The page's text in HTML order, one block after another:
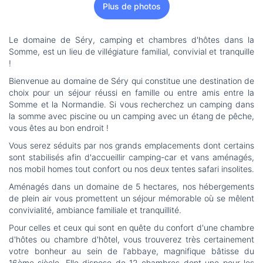
Plus de photos
Le domaine de Séry, camping et chambres d'hôtes dans la
Somme, est un lieu de villégiature familial, convivial et tranquille
!
Bienvenue au domaine de Séry qui constitue une destination de
choix pour un séjour réussi en famille ou entre amis entre la
Somme et la Normandie. Si vous recherchez un camping dans
la somme avec piscine ou un camping avec un étang de pêche,
vous êtes au bon endroit !
Vous serez séduits par nos grands emplacements dont certains
sont stabilisés afin d'accueillir camping-car et vans aménagés,
nos mobil homes tout confort ou nos deux tentes safari insolites.
Aménagés dans un domaine de 5 hectares, nos hébergements
de plein air vous promettent un séjour mémorable où se mêlent
convivialité, ambiance familiale et tranquillité.
Pour celles et ceux qui sont en quête du confort d'une chambre
d'hôtes ou chambre d'hôtel, vous trouverez très certainement
votre bonheur au sein de l'abbaye, magnifique bâtisse du